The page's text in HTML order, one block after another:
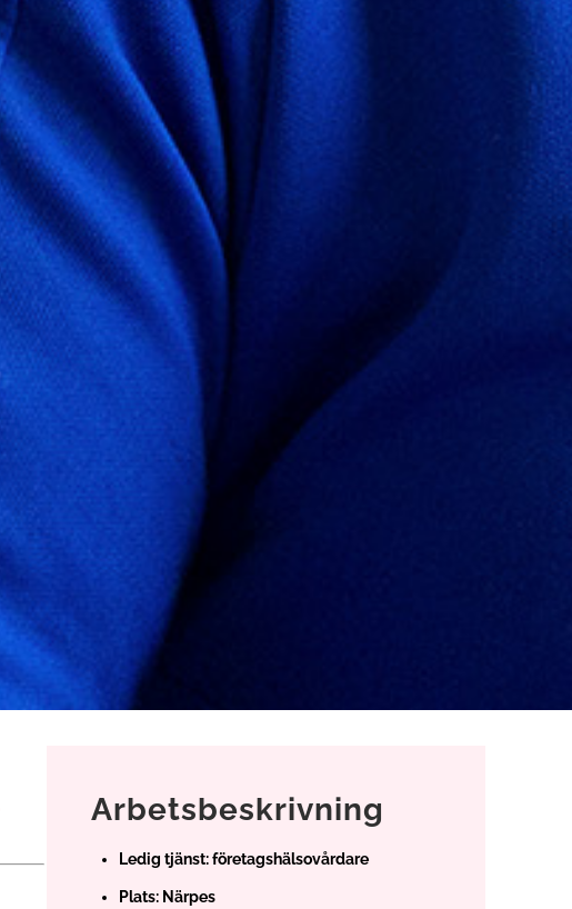
Arbetsbeskrivning
Ledig tjänst: företagshälsovårdare
Plats: Närpes